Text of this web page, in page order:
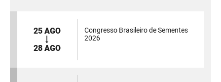
25 AGO
28 AGO
Congresso Brasileiro de Sementes
2026